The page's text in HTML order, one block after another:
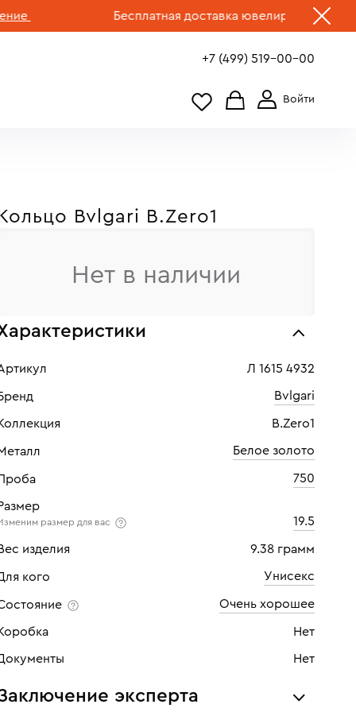
Бесплатная доставка ювелирных изделий по
+7 (499) 519-00-00
Bvlgari B.Zero1
Нет в наличии
Л 1615 4932
Bvlgari
B.Zero1
Белое золото
750
размер для вас 19.5
изделия 9.38 грамм
кого Унисекс
Очень хорошее
Нет
Нет
эксперта